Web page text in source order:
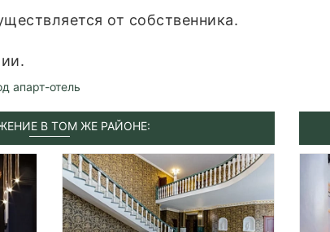
от собственника.
апарт-отель
В ТОМ ЖЕ РАЙОНЕ: